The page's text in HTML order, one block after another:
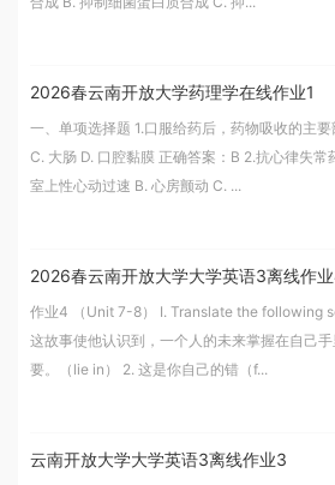
2026春云南开放大学药理学在线作业1
一、单项选择题 1.口服给药后，药物吸收的主
C. 大肠 D. 口腔黏膜 正确答案：B 2.抗心律失
室上性心动过速 B. 心房颤动 C. ...
2026春云南开放大学大学英语3离线作
作业4 （Unit 7-8） I. Translate the following
这故事使他认识到，一个人的未来掌握在自己
要。（lie in） 2. 这是你自己的错（f...
云南开放大学大学英语3离线作业3